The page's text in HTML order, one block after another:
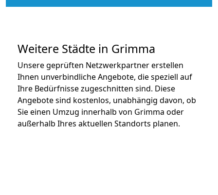
Weitere Städte in Grimma
Unsere geprüften Netzwerkpartner erstellen
Ihnen unverbindliche Angebote, die speziell auf
Ihre Bedürfnisse zugeschnitten sind. Diese
Angebote sind kostenlos, unabhängig davon, ob
Sie einen Umzug innerhalb von Grimma oder
außerhalb Ihres aktuellen Standorts planen.